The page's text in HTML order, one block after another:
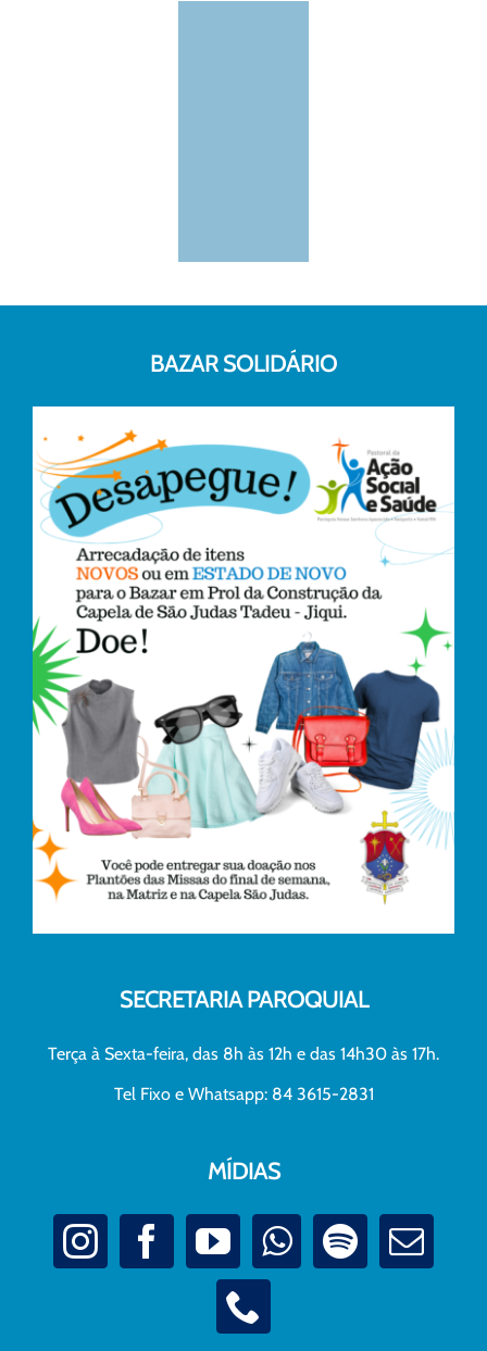
BAZAR SOLIDÁRIO
SECRETARIA PAROQUIAL
Terça à Sexta-feira, das 8h às 12h e das 14h30 às 17h.
Tel Fixo e Whatsapp: 84 3615-2831
MÍDIAS